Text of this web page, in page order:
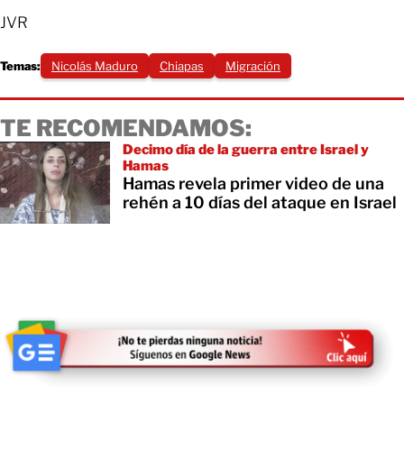
JVR
Temas: Nicolás Maduro Chiapas Migración
TE RECOMENDAMOS:
Decimo día de la guerra entre Israel y
Hamas
Hamas revela primer video de una
rehén a 10 días del ataque en Israel